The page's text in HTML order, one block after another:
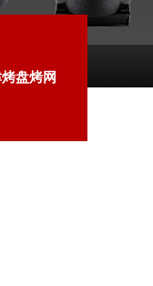
盘烤网